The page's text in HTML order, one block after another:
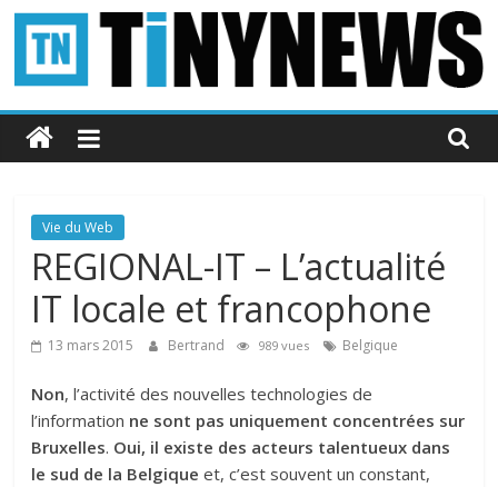
Passer
contenu
Tinynews
Le
belge
connecté
Vie du Web
REGIONAL-IT – L’actualité
IT locale et francophone
13 mars 2015 Bertrand 989 vues Belgique
Non, l’activité des nouvelles technologies de
l’information ne sont pas uniquement concentrées sur
Bruxelles. Oui, il existe des acteurs talentueux dans
le sud de la Belgique et, c’est souvent un constant,